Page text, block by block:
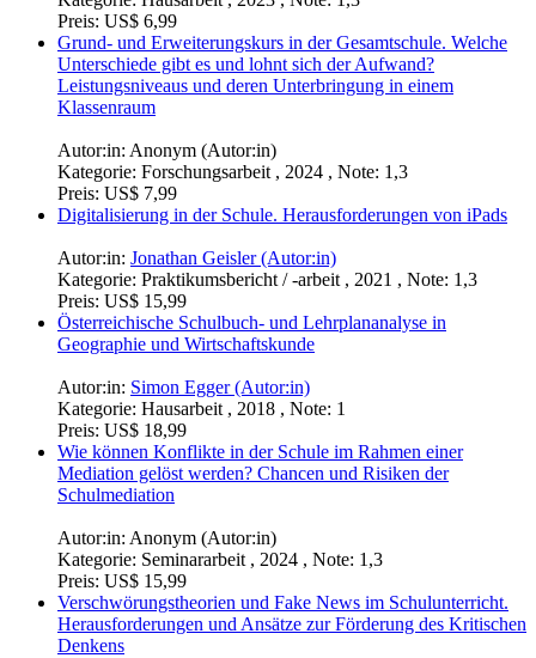
Preis: US$ 6,99
Grund- und Erweiterungskurs in der Gesamtschule. Welche
Unterschiede gibt es und lohnt sich der Aufwand?
Leistungsniveaus und deren Unterbringung in einem
Klassenraum
Autor:in: Anonym (Autor:in)
Kategorie: Forschungsarbeit , 2024 , Note: 1,3
Preis: US$ 7,99
Digitalisierung in der Schule. Herausforderungen von iPads
Autor:in: Jonathan Geisler (Autor:in)
Kategorie: Praktikumsbericht / -arbeit , 2021 , Note: 1,3
Preis: US$ 15,99
Österreichische Schulbuch- und Lehrplananalyse in
Geographie und Wirtschaftskunde
Autor:in: Simon Egger (Autor:in)
Kategorie: Hausarbeit , 2018 , Note: 1
Preis: US$ 18,99
Wie können Konflikte in der Schule im Rahmen einer
Mediation gelöst werden? Chancen und Risiken der
Schulmediation
Autor:in: Anonym (Autor:in)
Kategorie: Seminararbeit , 2024 , Note: 1,3
Preis: US$ 15,99
Verschwörungstheorien und Fake News im Schulunterricht.
Herausforderungen und Ansätze zur Förderung des Kritischen
Denkens